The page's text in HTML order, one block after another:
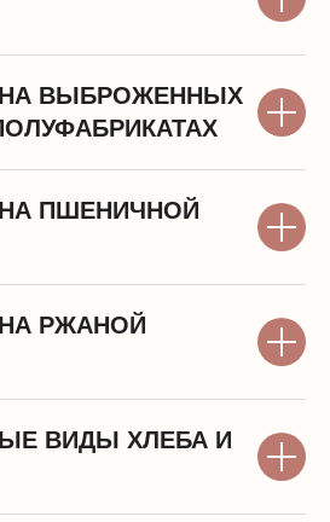
ВЫБРОЖЕННЫХ
ПШЕНИЧНОЙ
РЖАНОЙ
ВИДЫ ХЛЕБА И
— это
вкус,
дает опору
близких